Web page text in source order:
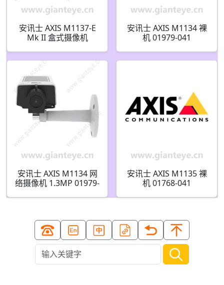
安讯士 AXIS M1137-E
Mk II 盒式摄像机
安讯士 AXIS M1134 裸
机 01979-041
安讯士 AXIS M1134 网
络摄像机 1.3MP 01979-
安讯士 AXIS M1135 裸
机 01768-041